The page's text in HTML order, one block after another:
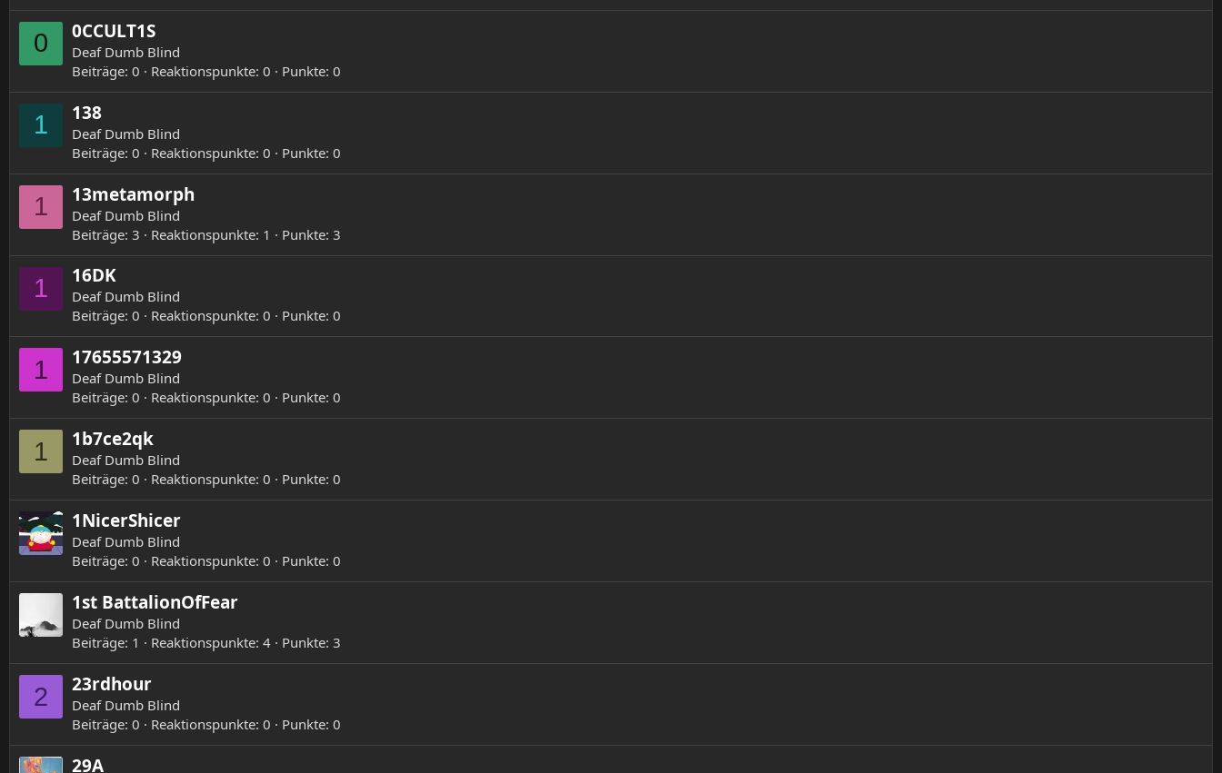
0 0CCULT1S
Deaf Dumb Blind
Beiträge 0 Reaktionspunkte 0 Punkte 0
1 138
Deaf Dumb Blind
Beiträge 0 Reaktionspunkte 0 Punkte 0
1 13metamorph
Deaf Dumb Blind
Beiträge 3 Reaktionspunkte 1 Punkte 3
1 16DK
Deaf Dumb Blind
Beiträge 0 Reaktionspunkte 0 Punkte 0
1 17655571329
Deaf Dumb Blind
Beiträge 0 Reaktionspunkte 0 Punkte 0
1 1b7ce2qk
Deaf Dumb Blind
Beiträge 0 Reaktionspunkte 0 Punkte 0
1NicerShicer
Deaf Dumb Blind
Beiträge 0 Reaktionspunkte 0 Punkte 0
1st BattalionOfFear
Deaf Dumb Blind
Beiträge 1 Reaktionspunkte 4 Punkte 3
2 23rdhour
Deaf Dumb Blind
Beiträge 0 Reaktionspunkte 0 Punkte 0
29A